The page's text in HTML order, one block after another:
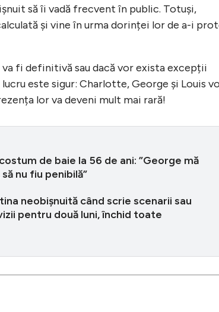
să îi vadă frecvent în public. Totuși,
și vine în urma dorinței lor de a-i
fi definitivă sau dacă vor exista excepții
este sigur: Charlotte, George și Louis
lor va deveni mult mai rară!
de baie la 56 de ani: ”George mă
nu fiu penibilă”
neobișnuită când scrie scenarii sau
pentru două luni, închid toate